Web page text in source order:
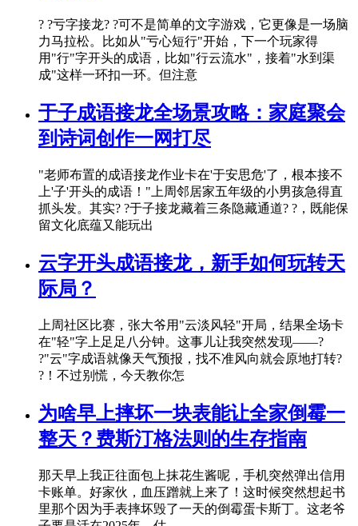
? ?亏字接龙? ?可不是简单的文字游戏，它更像是一场脑
力马拉松。比如从"亏心短行"开始，下一个玩家得
用"行"字开头的成语，比如"行云流水"，接着"水到渠
成"这样一环扣一环。但注意
于子成语接龙全场景攻略：家庭聚会
到诗词创作一网打尽
"老师布置的成语接龙作业卡在'于安思危'了，根本接不
上'子'开头的成语！"上周邻居家五年级的小男孩急得直
抓头发。其实? ?于子接龙藏着三条隐藏通道? ?，既能保
留文化底蕴又能玩出
云字开头成语接龙，新手如何玩转天
际局？
上周社区比赛，张大爷用"云淡风轻"开局，结果全场卡
在"轻"字上足足八分钟。这事儿让我突然发现——?
?"云"字成语就像天气预报，找不准风向就会原地打转?
?！不过别慌，今天教你怎
为啥早上摔坏一块表能让全家倒霉一
整天？费斯汀格法则的生存指南
那天早上我正往面包上抹花生酱呢，手机突然弹出信用
卡账单。好家伙，血压蹭就上来了！这时候突然想起书
里那个因为手表摔坏毁了一天的倒霉蛋卡斯丁。这老爷